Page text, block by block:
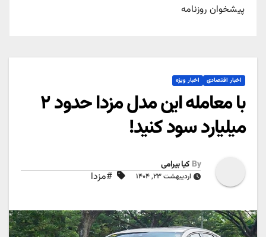
پیشخوان روزنامه
اخبار اقتصادی اخبار ویژه
با معامله این مدل مزدا حدود ۲
میلیارد سود کنید!
By کیا بیرامی
اردیبهشت ۲۳, ۱۴۰۴ #مزدا